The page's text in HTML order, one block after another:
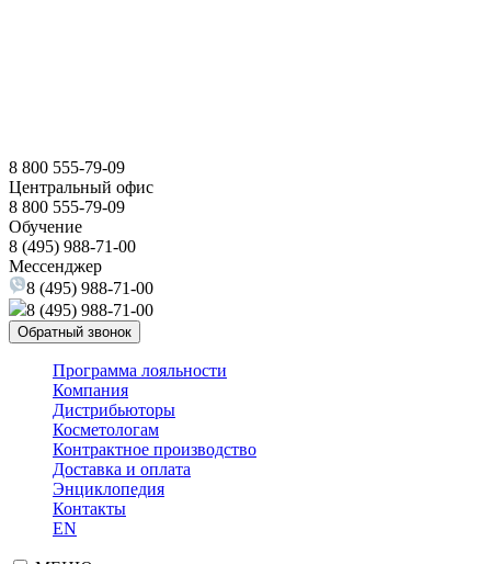
8 800 555-79-09
Центральный офис
8 800 555-79-09
Обучение
8 (495) 988-71-00
Мессенджер
8 (495) 988-71-00
8 (495) 988-71-00
Обратный звонок
Программа лояльности
Компания
Дистрибьюторы
Косметологам
Контрактное производство
Доставка и оплата
Энциклопедия
Контакты
EN